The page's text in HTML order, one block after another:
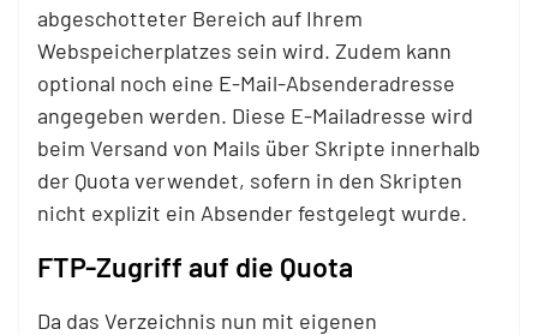
abgeschotteter Bereich auf Ihrem
Webspeicherplatzes sein wird. Zudem kann
optional noch eine E-Mail-Absenderadresse
angegeben werden. Diese E-Mailadresse wird
beim Versand von Mails über Skripte innerhalb
der Quota verwendet, sofern in den Skripten
nicht explizit ein Absender festgelegt wurde.
FTP-Zugriff auf die Quota
Da das Verzeichnis nun mit eigenen